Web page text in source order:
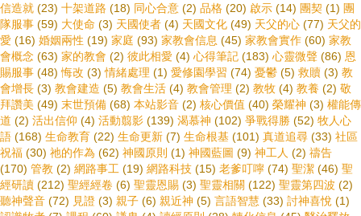
信造就 (23) 十架道路 (18) 同心合意 (2) 品格 (20) 啟示 (14) 團契 (1) 團
隊服事 (59) 大使命 (3) 天國使者 (4) 天國文化 (49) 天父的心 (77) 天父的
愛 (16) 婚姻兩性 (19) 家庭 (93) 家教會信息 (45) 家教會實作 (60) 家教
會概念 (63) 家的教會 (2) 彼此相愛 (4) 心得筆記 (183) 心靈微聲 (86) 恩
賜服事 (48) 悔改 (3) 情緒處理 (1) 愛修園學習 (74) 憂鬱 (5) 救贖 (3) 教
會增長 (3) 教會建造 (5) 教會生活 (4) 教會管理 (2) 教牧 (4) 教養 (2) 敬
拜讚美 (49) 末世預備 (68) 本站影音 (2) 核心價值 (40) 榮耀神 (3) 權能傳
道 (2) 活出信仰 (4) 活動翦影 (139) 渴慕神 (102) 爭戰得勝 (52) 牧人心
語 (168) 生命教育 (22) 生命更新 (7) 生命根基 (101) 真道追尋 (33) 社區
祝福 (30) 祂的作為 (62) 神國原則 (1) 神國藍圖 (9) 神工人 (2) 禱告
(170) 管教 (2) 網路事工 (19) 網路科技 (15) 老爹叮嚀 (74) 聖潔 (46) 聖
經研讀 (212) 聖經經卷 (6) 聖靈恩賜 (3) 聖靈相關 (122) 聖靈第四波 (2)
聽神聲音 (72) 見證 (3) 親子 (6) 親近神 (5) 言語智慧 (33) 討神喜悅 (1)